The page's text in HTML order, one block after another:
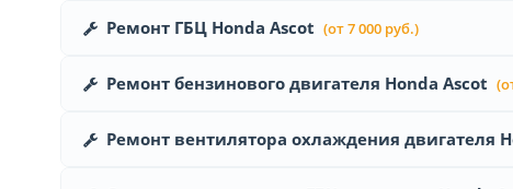
Ремонт ГБЦ Honda Ascot (от 7 000 руб.)
Ремонт бензинового двигателя Honda Ascot
Ремонт вентилятора охлаждения двигателя